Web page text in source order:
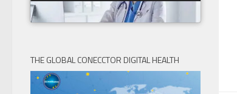
THE GLOBAL CONECCTOR DIGITAL HEALTH